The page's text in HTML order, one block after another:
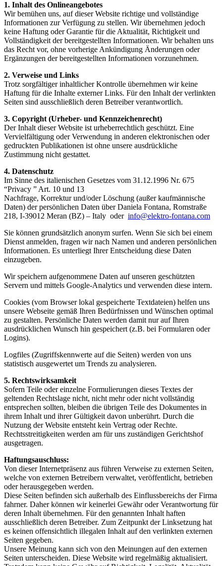
1. Inhalt des Onlineangebotes
Wir bemühen uns, auf dieser Website richtige und vollständige
Informationen zur Verfügung zu stellen. Wir übernehmen jedoch
keine Haftung oder Garantie für die Aktualität, Richtigkeit und
Vollständigkeit der bereitgestellten Informationen. Wir behalten uns
das Recht vor, ohne vorherige Ankündigung Änderungen oder
Ergänzungen der bereitgestellten Informationen vorzunehmen.
2. Verweise und Links
Trotz sorgfältiger inhaltlicher Kontrolle übernehmen wir keine
Haftung für die Inhalte externer Links. Für den Inhalt der verlinkten
Seiten sind ausschließlich deren Betreiber verantwortlich.
3. Copyright (Urheber- und Kennzeichenrecht)
Der Inhalt dieser Website ist urheberrechtlich geschützt. Eine
Vervielfältigung oder Verwendung in anderen elektronischen oder
gedruckten Publikationen ist ohne unsere ausdrückliche
Zustimmung nicht gestattet.
4. Datenschutz
Im Sinne des italienischen Gesetzes vom 31.12.1996 Nr. 675
“Privacy ” Art. 10 und 13
Nachfrage, Korrektur und/oder Löschung (außer kaufmännische
Daten) der persönlichen Daten über Daniela Fontana, Romstraße
218, I-39012 Meran (BZ) – Italy oder info@elektro-fontana.com
Sie können grundsätzlich anonym surfen. Wenn Sie sich bei einem
Dienst anmelden, fragen wir nach Namen und anderen persönlichen
Informationen. Es unterliegt Ihrer Entscheidung diese Daten
einzugeben.
Wir speichern aufgenommene Daten auf unseren geschützten
Servern und mittels Google-Analytics und verwenden diese intern.
Cookies (vom Browser lokal gespeicherte Textdateien) helfen uns
unsere Webseite gemäß Ihren Bedürfnissen und Wünschen optimal
zu gestalten. Persönliche Daten werden damit nur auf Ihren
ausdrücklichen Wunsch hin gespeichert (z.B. bei Formularen oder
Logins).
Logfiles (Zugriffskennwerte auf die Seiten) werden von uns
statistisch ausgewertet um Trends zu analysieren.
5. Rechtswirksamkeit
Sofern Teile oder einzelne Formulierungen dieses Textes der
geltenden Rechtslage nicht, nicht mehr oder nicht vollständig
entsprechen sollten, bleiben die übrigen Teile des Dokumentes in
ihrem Inhalt und ihrer Gültigkeit davon unberührt. Durch die
Nutzung der Website entsteht kein Vertrag oder Rechte.
Rechtsstreitigkeiten werden am für uns zuständigen Gerichtshof
ausgetragen.
Haftungsauschluss:
Von dieser Internetpräsenz aus führen Verweise zu externen Seiten,
welche von externen Betreibern verwaltet, veröffentlicht, betrieben
oder herausgegeben werden.
Diese Seiten befinden sich außerhalb des Einflussbereichs der Firma
fahrner. Daher können wir keinerlei Gewähr oder Verantwortung für
deren Inhalt übernehmen. Für den genannten Inhalt haften
ausschließlich deren Betreiber. Zum Zeitpunkt der Linksetzung hat
es keinen offensichtlich illegalen Inhalt auf den verlinkten externen
Seiten gegeben.
Unsere Meinung kann sich von den Meinungen auf den externen
Seiten unterscheiden. Diese Website wird regelmäßig aktualisiert.